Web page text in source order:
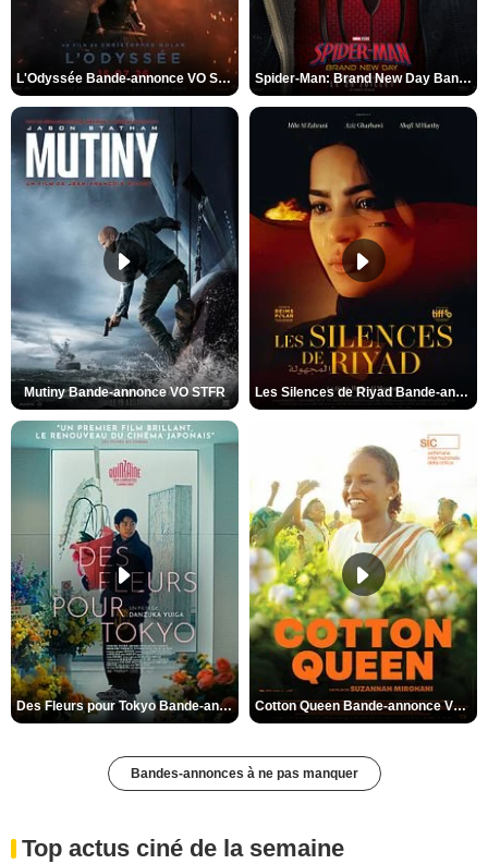
L'Odyssée Bande-annonce VO STFR Spider-Man: Brand New Day Bande-annonce VO STFR
Mutiny Bande-annonce VO STFR Les Silences de Riyad Bande-annonce VO STFR
Des Fleurs pour Tokyo Bande-annonce VO STFR Cotton Queen Bande-annonce VO STFR
Bandes-annonces à ne pas manquer
Top actus ciné de la semaine